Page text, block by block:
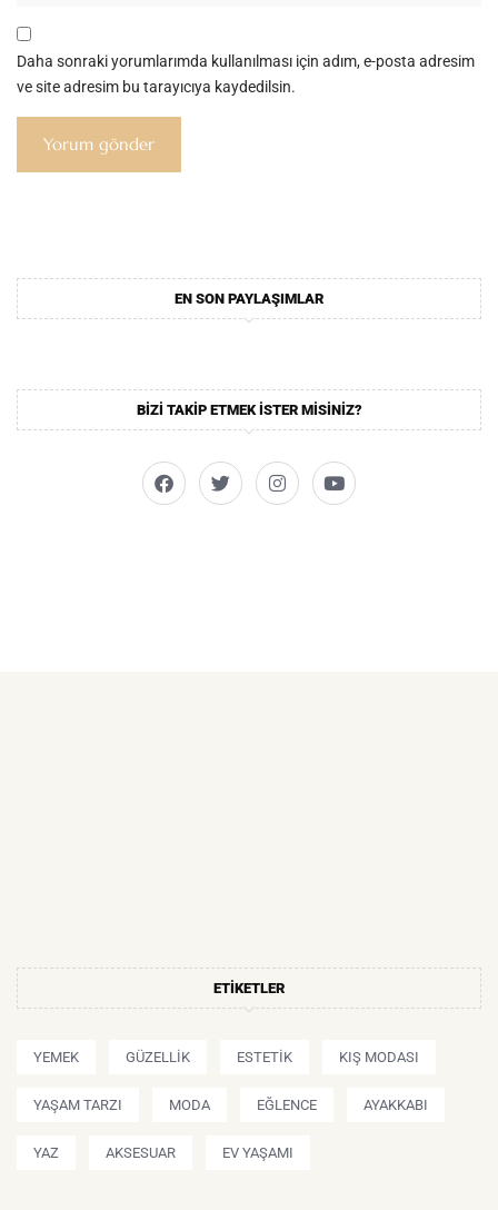
Daha sonraki yorumlarımda kullanılması için adım, e-posta adresim
ve site adresim bu tarayıcıya kaydedilsin.
EN SON PAYLAŞIMLAR
BIZI TAKIP ETMEK ISTER MISINIZ?
ETIKETLER
YEMEK GÜZELLIK ESTETIK KIŞ MODASI
YAŞAM TARZI MODA EĞLENCE AYAKKABI
YAZ AKSESUAR EV YAŞAMI